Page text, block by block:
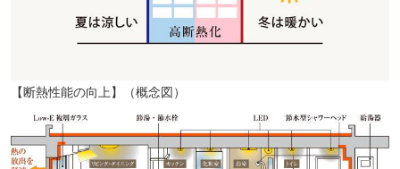
【断熱性能の向上】（概念図）